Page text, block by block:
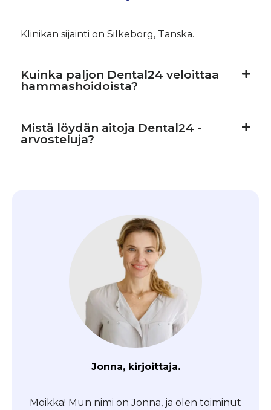
Klinikan sijainti on Silkeborg, Tanska.
Kuinka paljon Dental24 veloittaa
hammashoidoista?
Mistä löydän aitoja Dental24 -
arvosteluja?
Jonna, kirjoittaja.
Moikka! Mun nimi on Jonna, ja olen toiminut